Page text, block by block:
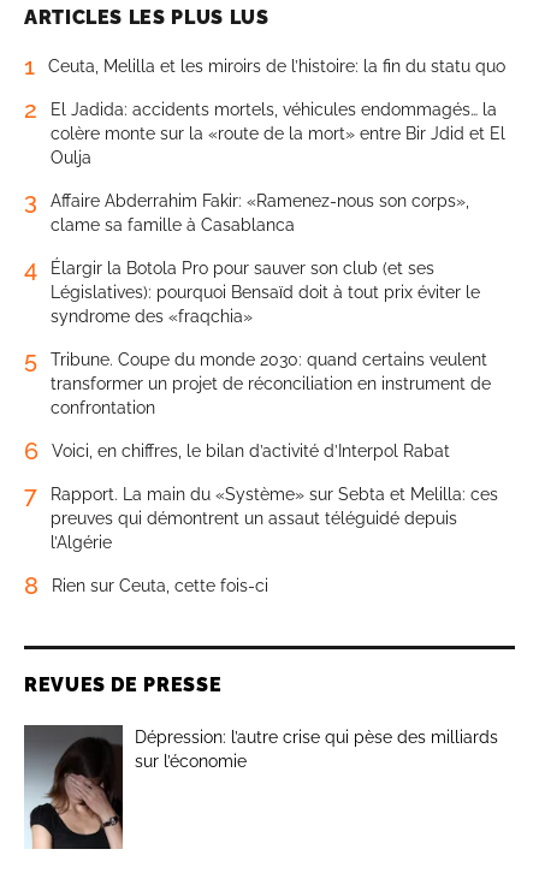
ARTICLES LES PLUS LUS
1 Ceuta, Melilla et les miroirs de l’histoire: la fin du statu quo
2
El Jadida: accidents mortels, véhicules endommagés… la
colère monte sur la «route de la mort» entre Bir Jdid et El
Oulja
3
Affaire Abderrahim Fakir: «Ramenez-nous son corps»,
clame sa famille à Casablanca
4
Élargir la Botola Pro pour sauver son club (et ses
Législatives): pourquoi Bensaïd doit à tout prix éviter le
syndrome des «fraqchia»
5
Tribune. Coupe du monde 2030: quand certains veulent
transformer un projet de réconciliation en instrument de
confrontation
6 Voici, en chiffres, le bilan d’activité d’Interpol Rabat
7
Rapport. La main du «Système» sur Sebta et Melilla: ces
preuves qui démontrent un assaut téléguidé depuis
l’Algérie
8 Rien sur Ceuta, cette fois-ci
REVUES DE PRESSE
Dépression: l’autre crise qui pèse des milliards
sur l’économie